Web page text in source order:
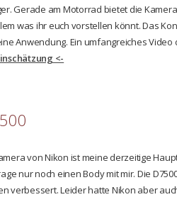
Gerade am Motorrad bietet die
was ihr euch vorstellen könnt. Das
Anwendung. Ein umfangreiches
<-
von Nikon ist meine derzeitige
nur noch einen Body mit mir. Die
verbessert. Leider hatte Nikon aber